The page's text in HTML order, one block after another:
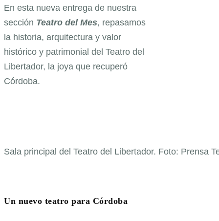
En esta nueva entrega de nuestra
sección Teatro del Mes, repasamos
la historia, arquitectura y valor
histórico y patrimonial del Teatro del
Libertador, la joya que recuperó
Córdoba.
Sala principal del Teatro del Libertador. Foto: Prensa
Un nuevo teatro para Córdoba